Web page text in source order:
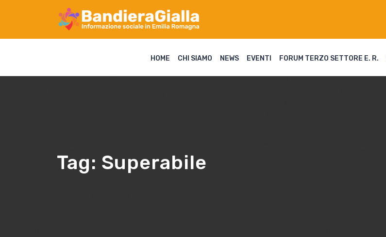
HOME CHI SIAMO NEWS EVENTI FORUM TERZO SETTORE E. R.
Tag: Superabile